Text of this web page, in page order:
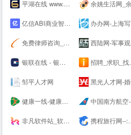
平湖在线 www.PH66.com | 生活_消费_信息专业媒体 | 平湖在线 平湖通 余姚生活网_余姚论坛_余姚市综
亿信ABI商业智能软件-一站式数据分析BI软件工具 办办网-上海写字楼出租_上海办公室出租
免费律师咨询_问律师_律师咨询-法律快车--（Lawtime.cn） 西陆网-军事观察室|军事记实|军事科技:军事--
银联在线 - 银联网上手机充值缴费,网上信用卡还款 安全,快捷,高效! 招聘_求职_找工作 - 首选卓博人才网
邹平人才网 黑光人才网-婚纱影楼招聘_儿童影楼招聘专业平台！
健康一线-健康一线视频网-健康视频网 中国南方航空---机票查询,机票预定,航班
非凡软件站_软件下载_下载首页 携程旅行网--:酒店预订,机票预订查询,旅游度假,商旅管理